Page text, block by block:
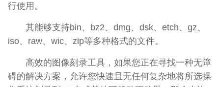
行使用。
其能够支持bin、bz2、dmg、dsk、etch、gz、
iso、raw、wic、zip等多种格式的文件。
高效的图像刻录工具，如果您正在寻找一种无障
碍的解决方案，允许您快速且无任何复杂地将所选操